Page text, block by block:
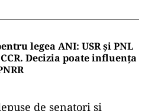
legea ANI: USR și PNL
Decizia poate influența
de senatori şi